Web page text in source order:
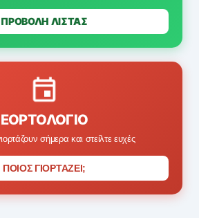
ΠΡΟΒΟΛΗ ΛΙΣΤΑΣ
ΕΟΡΤΟΛΌΓΙΟ
σήμερα και στείλτε ευχές
ΠΟΙΟΣ ΓΙΟΡΤΑΖΕΙ;